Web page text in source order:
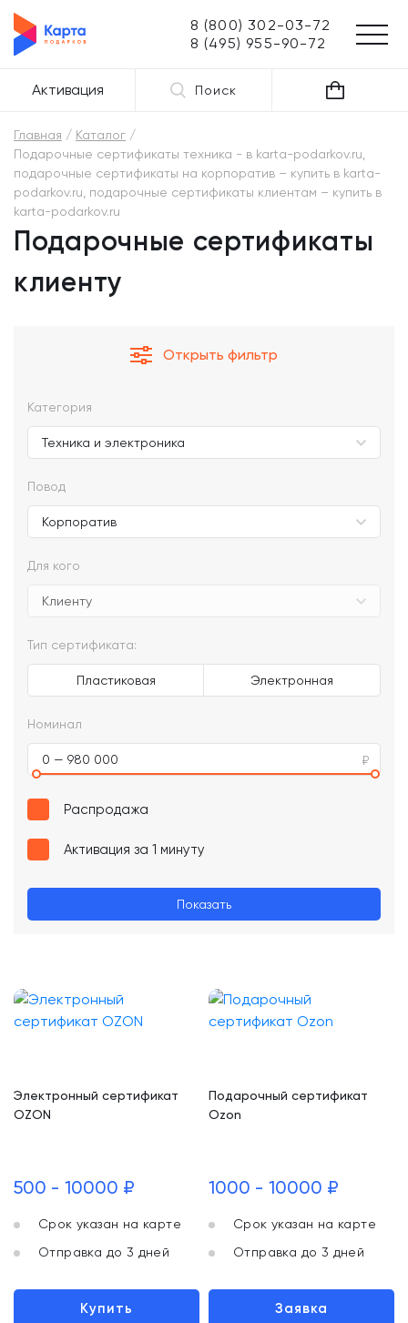
8 (800) 302-03-72
8 (495) 955-90-72
Активация Поиск
Главная
Каталог
Подарочные сертификаты техника - в karta-podarkov.ru,
подарочные сертификаты на корпоратив – купить в karta-
podarkov.ru, подарочные сертификаты клиентам – купить в
karta-podarkov.ru
Подарочные сертификаты
клиенту
Открыть фильтр
Категория
Повод
Для кого
Тип сертификата:
Пластиковая Электронная
Номинал
0 — 980 000
Распродажа
Активация за 1 минуту
Показать
Электронный сертификат
OZON
500 - 10000 ₽
Срок указан на карте
Отправка до 3 дней
Купить
Подарочный сертификат
Ozon
1000 - 10000 ₽
Срок указан на карте
Отправка до 3 дней
Заявка